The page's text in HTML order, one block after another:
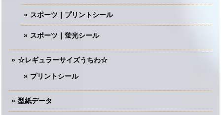
スポーツ｜プリントシール
スポーツ｜蛍光シール
☆レギュラーサイズうちわ☆
プリントシール
型紙データ